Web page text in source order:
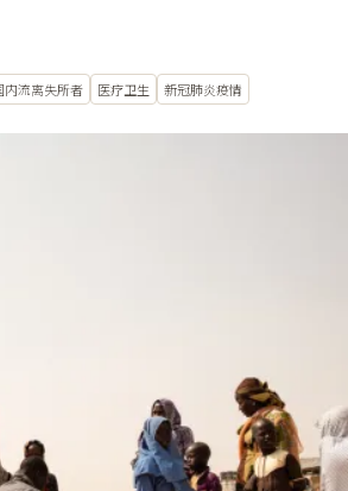
内流离失所者 医疗卫生 新冠肺炎疫情